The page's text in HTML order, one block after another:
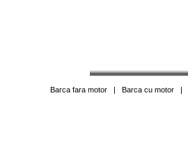
Barca fara motor | Barca cu motor |